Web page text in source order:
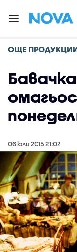
ОЩЕ
06 юли 2015 21:02